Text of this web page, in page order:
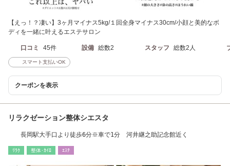
【えっ！？凄い】3ヶ月マイナス5kg/１回全身マイナス30cm/小顔と美的なボ
ディを一緒に叶えるエステサロン
口コミ 45件 設備 総数2 スタッフ 総数2人
スマート支払いOK
クーポンを表示
リラクゼーション整体シエスタ
長岡駅大手口より徒歩6分※車で1分 河井継之助記念館近く
ﾘﾗｸ 整体･ｶｲﾛ ｴｽﾃ